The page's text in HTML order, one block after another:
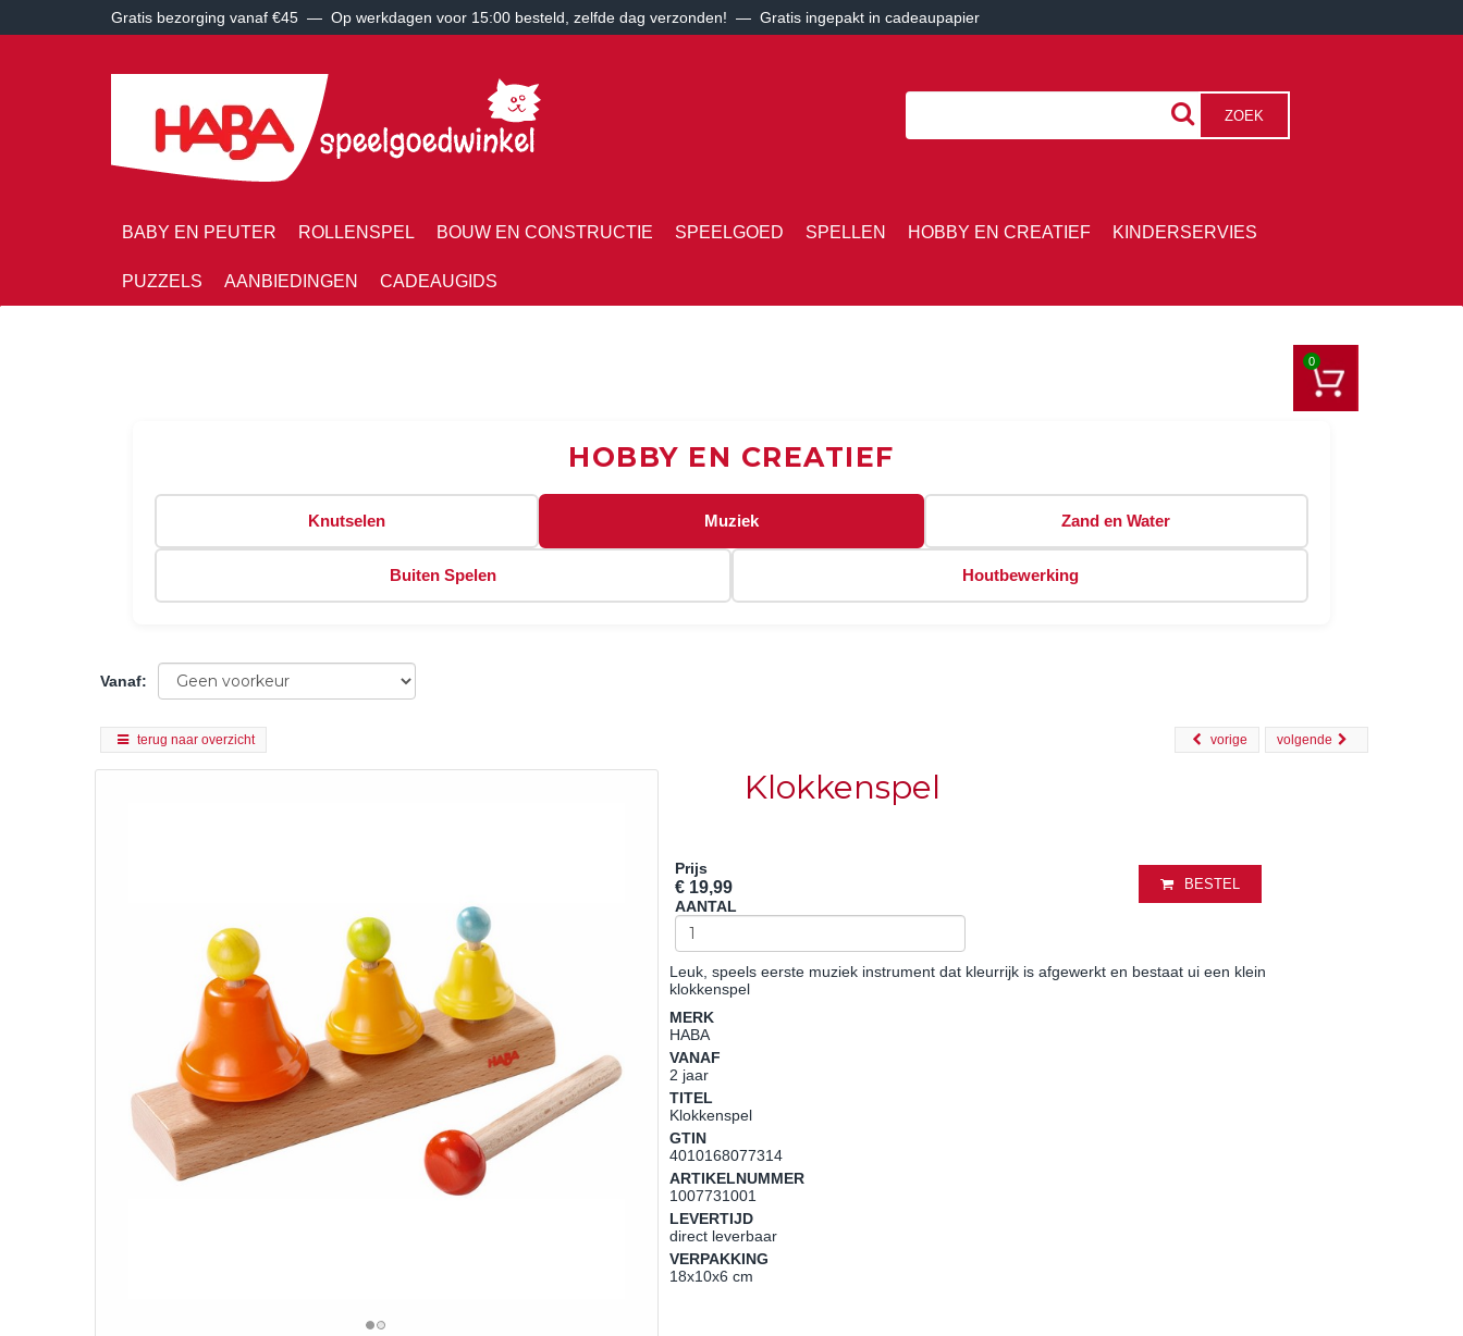
Gratis bezorging vanaf €45 — Op werkdagen voor 15:00 besteld, zelfde dag verzonden! — Gratis ingepakt in cadeaupapier
ZOEK
BABY EN PEUTER ROLLENSPEL BOUW EN CONSTRUCTIE SPEELGOED SPELLEN HOBBY EN CREATIEF KINDERSERVIES
PUZZELS AANBIEDINGEN CADEAUGIDS
0
HOBBY EN CREATIEF
Knutselen Muziek Zand en Water
Buiten Spelen Houtbewerking
Vanaf:
terug naar overzicht volgende
vorige
Klokkenspel
Prijs
€ 19,99
AANTAL
BESTEL
Leuk, speels eerste muziek instrument dat kleurrijk is afgewerkt en bestaat ui een klein
klokkenspel
MERK
HABA
VANAF
2 jaar
TITEL
Klokkenspel
GTIN
4010168077314
ARTIKELNUMMER
1007731001
LEVERTIJD
direct leverbaar
VERPAKKING
18x10x6 cm